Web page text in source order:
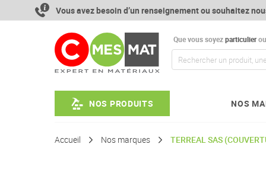
contenu
Vous avez besoin d’un renseignement ou souhaitez
Que vous soyezparticulierou
NOS PRODUITS NOS
Accueil Nos marques TERREAL SAS